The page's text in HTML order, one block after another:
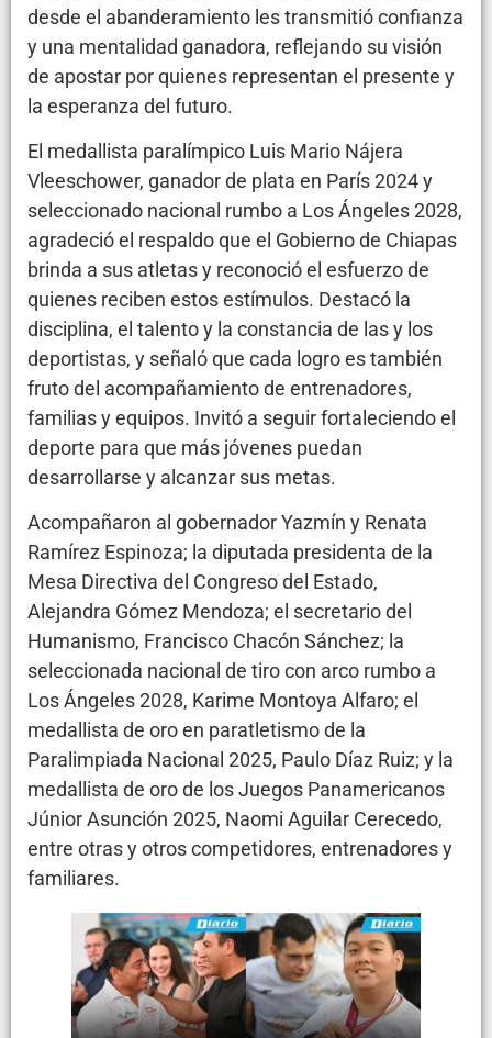
desde el abanderamiento les transmitió confianza
y una mentalidad ganadora, reflejando su visión
de apostar por quienes representan el presente y
la esperanza del futuro.
El medallista paralímpico Luis Mario Nájera
Vleeschower, ganador de plata en París 2024 y
seleccionado nacional rumbo a Los Ángeles 2028,
agradeció el respaldo que el Gobierno de Chiapas
brinda a sus atletas y reconoció el esfuerzo de
quienes reciben estos estímulos. Destacó la
disciplina, el talento y la constancia de las y los
deportistas, y señaló que cada logro es también
fruto del acompañamiento de entrenadores,
familias y equipos. Invitó a seguir fortaleciendo el
deporte para que más jóvenes puedan
desarrollarse y alcanzar sus metas.
Acompañaron al gobernador Yazmín y Renata
Ramírez Espinoza; la diputada presidenta de la
Mesa Directiva del Congreso del Estado,
Alejandra Gómez Mendoza; el secretario del
Humanismo, Francisco Chacón Sánchez; la
seleccionada nacional de tiro con arco rumbo a
Los Ángeles 2028, Karime Montoya Alfaro; el
medallista de oro en paratletismo de la
Paralimpiada Nacional 2025, Paulo Díaz Ruiz; y la
medallista de oro de los Juegos Panamericanos
Júnior Asunción 2025, Naomi Aguilar Cerecedo,
entre otras y otros competidores, entrenadores y
familiares.